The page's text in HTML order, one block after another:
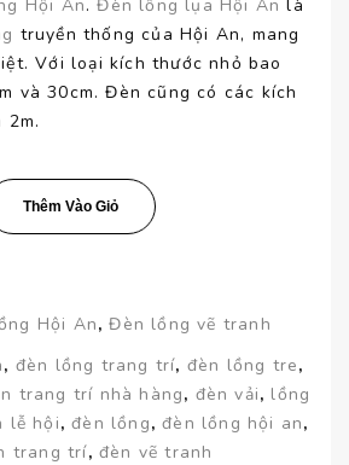
Hội An.Đèn lồng lụa Hội An là
truyền thống của Hội An, mang
Với loại kích thước nhỏ bao
và 30cm. Đèn cũng có các kích
Thêm Vào Giỏ
Hội An,Đèn lồng vẽ tranh
, đèn lồng trang trí, đèn lồng tre,
trang trí nhà hàng, đèn vải, lồng
lễ hội,đèn lồng,đèn lồng hội an,
trang trí,đèn vẽ tranh